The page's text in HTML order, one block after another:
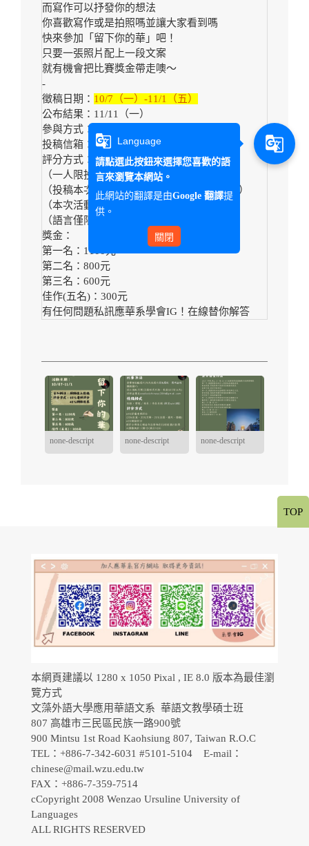
而寫作可以抒發你的想法
你喜歡寫作或是拍照嗎並讓大家看到嗎
快來參加「留下你的華」吧！
只要一張照片配上一段文案
就有機會把比賽獎金帶走噢～
-
徵稿日期： 10/7（一）-11/1（五）
公布結果：11/11（一）
參與方式：線上投稿
投稿信箱：appliedchinese20th@gmail.com
評分方式：老師評分60% + 網路評分40%
（一人限投一份作品）
（投稿本次活動即代表同意於網路發佈作品）
（本次活動不限科系、年級）
（語言僅限
獎金：
第一名：1100元
第二名：800元
第三名：600元
佳作(五名)：300元
有任何問題私訊應華系學會IG！在線替你解答
none-descript none-descript none-descript
本網頁建議以 1280 x 1050 Pixal , IE 8.0 版本為最佳瀏
覽方式
文藻外語大學應用華語文系 華語文教學碩士班
807 高雄市三民區民族一路900號
900 Mintsu 1st Road Kaohsiung 807, Taiwan R.O.C
TEL：+886-7-342-6031 #5101-5104 E-mail：
chinese@mail.wzu.edu.tw
FAX：+886-7-359-7514
cCopyright 2008 Wenzao Ursuline University of
Languages
ALL RIGHTS RESERVED
TOP
g_translate Language
請點選此按鈕來選擇您喜歡的語
言來瀏覽本網站。
此網站的翻譯是由Google 翻譯提
供。
關閉
g_translate